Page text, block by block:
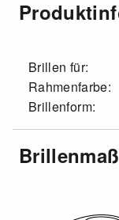
Brillen für:
Rahmenfarbe:
Brillenform: